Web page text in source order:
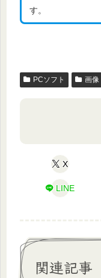
す。
PCソフト 画像
X
LINE
関連記事